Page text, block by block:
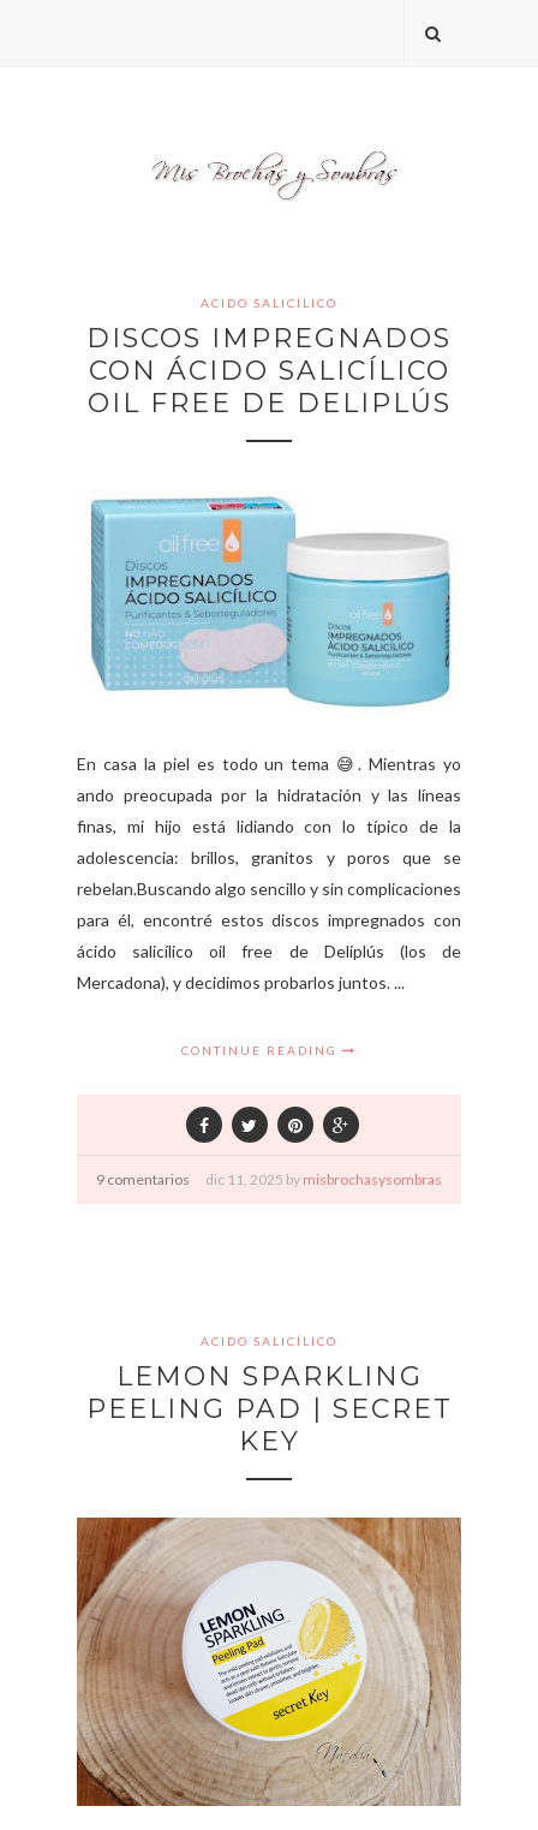
ACIDO SALICÍLICO
DISCOS IMPREGNADOS
CON ÁCIDO SALICÍLICO
OIL FREE DE DELIPLÚS
En casa la piel es todo un tema 😅. Mientras yo
ando preocupada por la hidratación y las líneas
finas, mi hijo está lidiando con lo típico de la
adolescencia: brillos, granitos y poros que se
rebelan.Buscando algo sencillo y sin complicaciones
para él, encontré estos discos impregnados con
ácido salicílico oil free de Deliplús (los de
Mercadona), y decidimos probarlos juntos. ...
CONTINUE READING
9 comentarios dic 11, 2025 by misbrochasysombras
ACIDO SALICÍLICO
LEMON SPARKLING
PEELING PAD | SECRET
KEY